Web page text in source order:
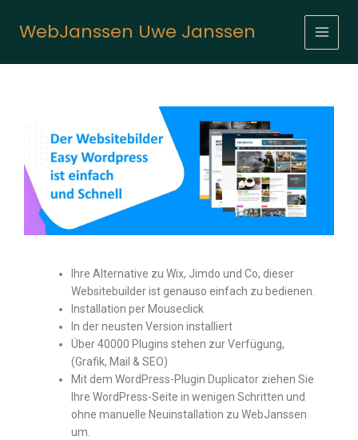
InhaltWebJanssen Uwe Janssen
Ihre Alternative zu Wix, Jimdo und Co, dieser
Websitebuilder ist genauso einfach zu bedienen.
Installation per Mouseclick
In der neusten Version installiert
Über 40000 Plugins stehen zur Verfügung,
(Grafik, Mail & SEO)
Mit dem WordPress-Plugin Duplicator ziehen Sie
Ihre WordPress-Seite in wenigen Schritten und
ohne manuelle Neuinstallation zu WebJanssen
um.